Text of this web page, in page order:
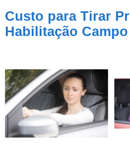
Custo para Tirar
Habilitação